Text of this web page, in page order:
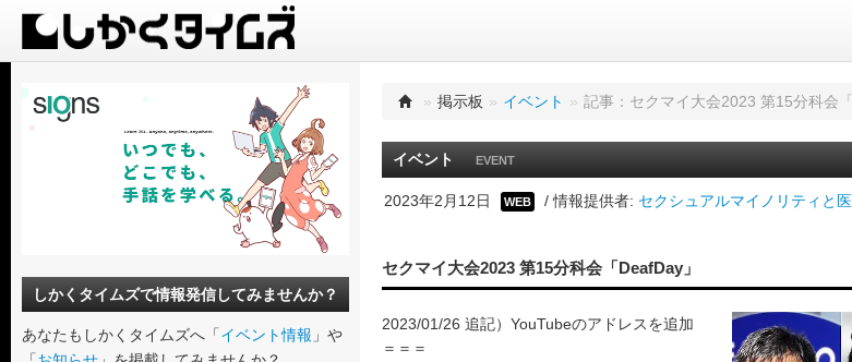
しかくタイムズで情報発信してみませんか？
あなたもしかくタイムズへ「イベント情報 」や
» 掲示板 » イベント » 記事：セクマイ大会2023 第15分科会「
イベント EVENT
2023年2月12日 WEB / 情報提供者: セクシュアルマイノリティと
セクマイ大会2023 第15分科会「DeafDay」
2023/01/26 追記）YouTubeのアドレスを追加
＝＝＝